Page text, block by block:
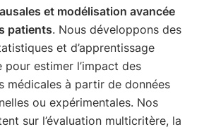
et modélisation avancée
patients. Nous développons des
et d’apprentissage
pour estimer l’impact des
médicales à partir de données
ou expérimentales. Nos
sur l’évaluation multicritère, la